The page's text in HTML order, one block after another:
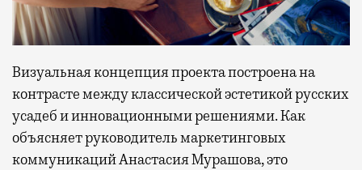
Визуальная концепция проекта построена на
контрасте между классической эстетикой русских
усадеб и инновационными решениями. Как
объясняет руководитель маркетинговых
коммуникаций Анастасия Мурашова, это